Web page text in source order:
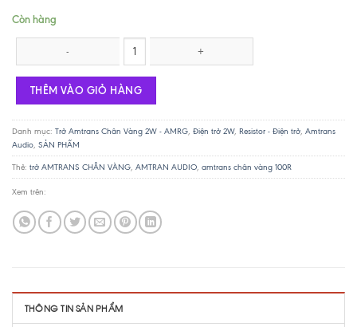
Còn hàng
Trở AMTRANS AMRG - 2W (chân vàng) - 100R số lượng
THÊM VÀO GIỎ HÀNG
Danh mục: Trở Amtrans Chân Vàng 2W - AMRG, Điện trở 2W, Resistor - Điện trở, Amtrans
Audio, SẢN PHẨM
Thẻ: trở AMTRANS CHÂN VÀNG, AMTRAN AUDIO, amtrans chân vàng 100R
Xem trên:
THÔNG TIN SẢN PHẨM